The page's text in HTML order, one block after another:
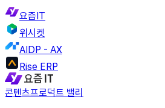
요즘IT
위시켓
AIDP - AX
Rise ERP
콘텐츠프로덕트 밸리